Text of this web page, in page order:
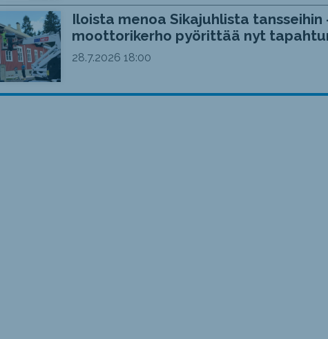
Iloista menoa Sikajuhlista tansseihin
moottorikerho pyörittää nyt
28.7.2026 18:00